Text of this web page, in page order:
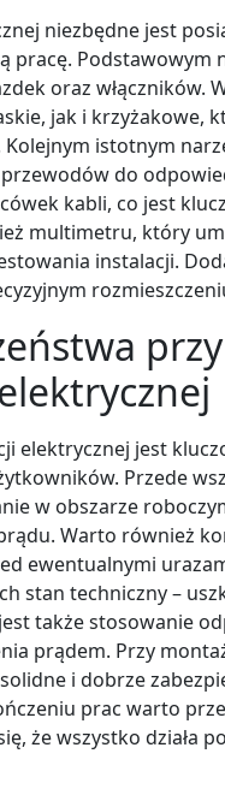
niezbędne jest
pracę. Podstawowym
oraz włączników.
jak i krzyżakowe,
istotnym
do
kabli, co jest
multimetru, który
instalacji.
przy
elektrycznej jest
Przede
w obszarze
Warto również
ewentualnymi
stan techniczny –
także stosowanie
prądem. Przy
i dobrze
prac warto
że wszystko działa